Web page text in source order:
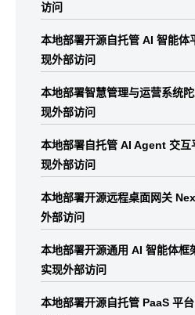
访问
本地部署开源自托管 AI 智能
现外部访问
本地部署智慧管理与运营系统
现外部访问
本地部署自托管 AI Agent 交
现外部访问
本地部署开源远程桌面网关
外部访问
本地部署开源通用 AI 智能体
实现外部访问
本地部署开源自托管 PaaS 平